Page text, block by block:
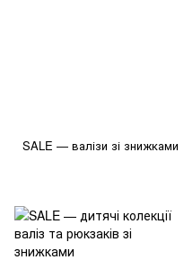
SALE — валізи зі знижками